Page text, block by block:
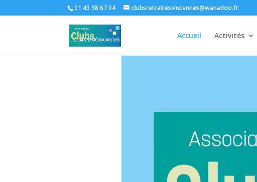
01 43 98 67 04 clubsretraitesvincennes@wanadoo.fr
Accueil Activités